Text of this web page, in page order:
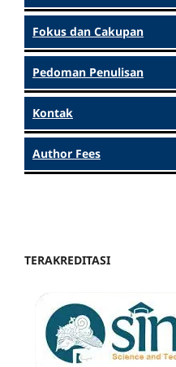
Fokus dan Cakupan
Pedoman Penulisan
Kontak
Author Fees
TERAKREDITASI